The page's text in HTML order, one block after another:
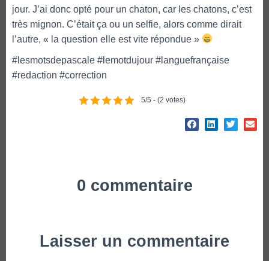
jour. J’ai donc opté pour un chaton, car les chatons, c’est
très mignon. C’était ça ou un selfie, alors comme dirait
l’autre, « la question elle est vite répondue »
#lesmotsdepascale #lemotdujour #languefrançaise
#redaction #correction
5/5 - (2 votes)
0 commentaire
Laisser un commentaire